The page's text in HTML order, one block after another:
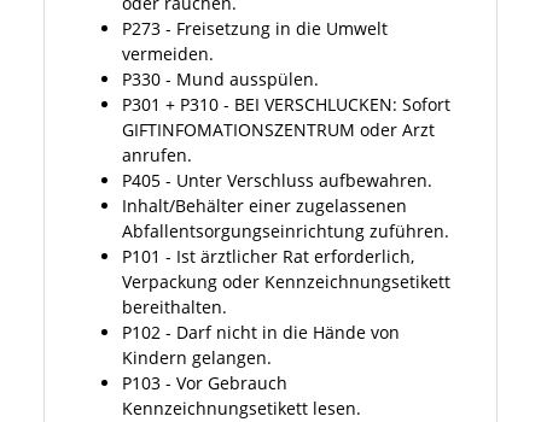
P273 - Freisetzung in die Umwelt
vermeiden.
P330 - Mund ausspülen.
P301 + P310 - BEI VERSCHLUCKEN: Sofort
GIFTINFOMATIONSZENTRUM oder Arzt
anrufen.
P405 - Unter Verschluss aufbewahren.
Inhalt/Behälter einer zugelassenen
Abfallentsorgungseinrichtung zuführen.
P101 - Ist ärztlicher Rat erforderlich,
Verpackung oder Kennzeichnungsetikett
bereithalten.
P102 - Darf nicht in die Hände von
Kindern gelangen.
P103 - Vor Gebrauch
Kennzeichnungsetikett lesen.